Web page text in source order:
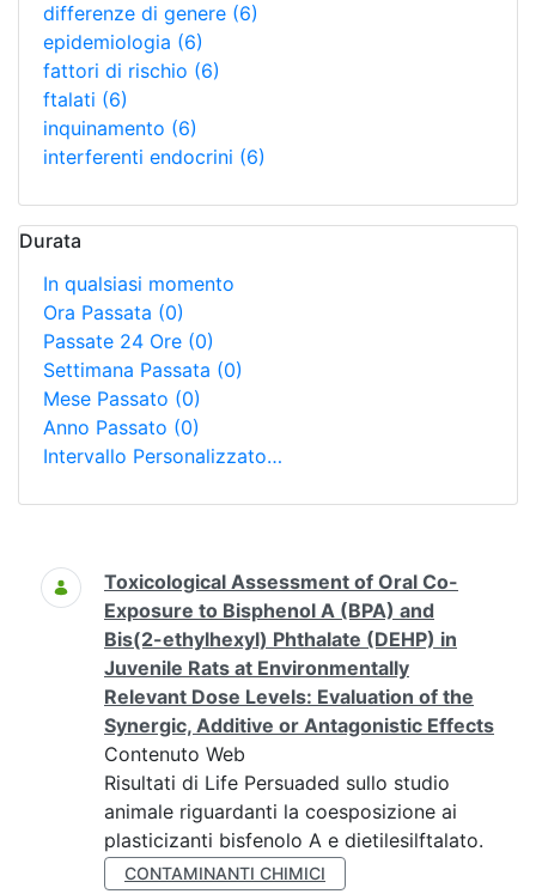
differenze di genere (6)
epidemiologia (6)
fattori di rischio (6)
ftalati (6)
inquinamento (6)
interferenti endocrini (6)
Durata
In qualsiasi momento
Ora Passata (0)
Passate 24 Ore (0)
Settimana Passata (0)
Mese Passato (0)
Anno Passato (0)
Intervallo Personalizzato…
Ricerca
Toxicological Assessment of Oral Co-
Exposure to Bisphenol A (BPA) and
Bis(2-ethylhexyl) Phthalate (DEHP) in
Juvenile Rats at Environmentally
Relevant Dose Levels: Evaluation of the
Synergic, Additive or Antagonistic Effects
Contenuto Web
Risultati di Life Persuaded sullo studio
animale riguardanti la coesposizione ai
plasticizanti bisfenolo A e dietilesilftalato.
CONTAMINANTI CHIMICI